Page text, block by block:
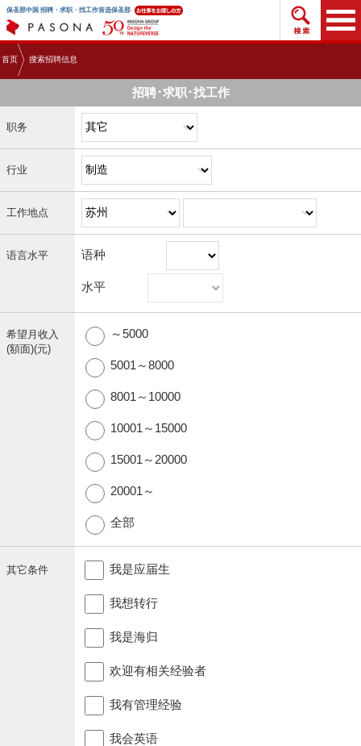
保圣那中国 招聘・求职・找工作首选保圣那 搜索
首页 搜索招聘信息
招聘･求职･找工作
职务
行业
工作地点
语言水平 语种
水平
希望月收入
(額面)(元)
～5000
5001～8000
8001～10000
10001～15000
15001～20000
20001～
全部
其它条件 我是应届生
我想转行
我是海归
欢迎有相关经验者
我有管理经验
我会英语